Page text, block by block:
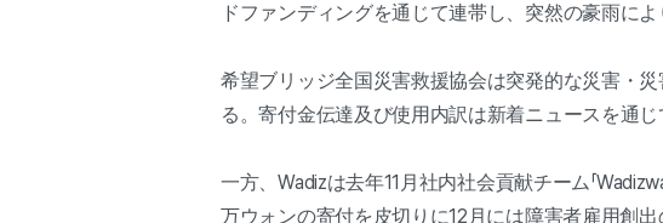
ドファンディングを通じて連帯し、突然の豪雨に
希望ブリッジ全国災害救援協会は突発的な災害・
る。寄付金伝達及び使用内訳は新着ニュースを通じ
一方、Wadizは去年11月社内社会貢献チーム「
万ウォンの寄付を皮切りに12月には障害者雇用創出